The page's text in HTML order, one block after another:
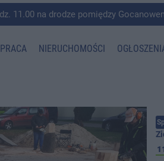
11.00 na drodze pomiędzy Gocanowem a
PRACA NIERUCHOMOŚCI